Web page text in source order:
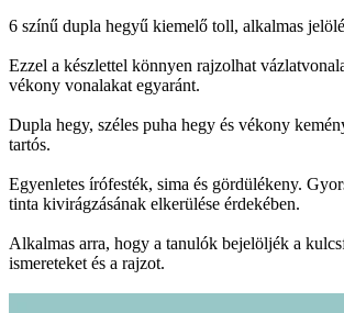
6 színű dupla hegyű kiemelő toll, alkalmas
Ezzel a készlettel könnyen rajzolhat
vékony vonalakat egyaránt.
Dupla hegy, széles puha hegy és vékony
tartós.
Egyenletes írófesték, sima és gördülékeny.
tinta kivirágzásának elkerülése érdekében.
Alkalmas arra, hogy a tanulók bejelöljék a
ismereteket és a rajzot.